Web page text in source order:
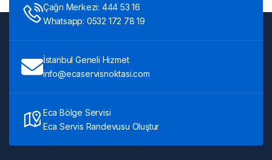
Çağrı Merkezi: 444 53 16
Whatsapp: 0532 172 78 19
İstanbul Geneli Hizmet
info@ecaservisnoktasi.com
Eca Bölge Servisi
Eca Servis Randevusu Oluştur